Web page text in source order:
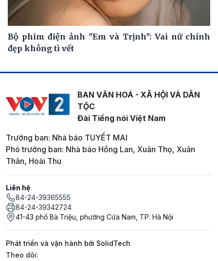
Bộ phim điện ảnh "Em và Trịnh": Vai nữ chính
đẹp không tì vết
BAN VĂN HOÁ - XÃ HỘI VÀ DÂN
TỘC
Đài Tiếng nói Việt Nam
Trưởng ban: Nhà báo TUYẾT MAI
Phó trưởng ban: Nhà báo Hồng Lan, Xuân Thọ, Xuân
Thân, Hoài Thu
Liên hệ
84-24-39365555
84-24-39342724
41-43 phố Bà Triệu, phường Cửa Nam, TP. Hà Nội
Phát triển và vận hành bởi SolidTech
Mạng xã hội
Theo dõi: